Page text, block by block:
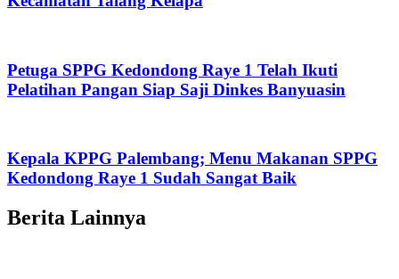
Petuga SPPG Kedondong Raye 1 Telah Ikuti
Pelatihan Pangan Siap Saji Dinkes Banyuasin
Kepala KPPG Palembang; Menu Makanan SPPG
Kedondong Raye 1 Sudah Sangat Baik
Berita Lainnya